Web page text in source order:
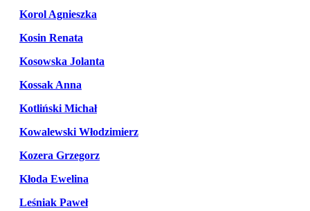
Korol Agnieszka
Kosin Renata
Kosowska Jolanta
Kossak Anna
Kotliński Michał
Kowalewski Włodzimierz
Kozera Grzegorz
Kłoda Ewelina
Leśniak Paweł